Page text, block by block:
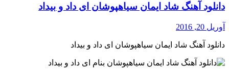
دانلود آهنگ شاد ایمان سیاهپوشان ای داد و بیداد
آوریل 20, 2016
دانلود آهنگ شاد ایمان سیاهپوشان ای داد و بیداد